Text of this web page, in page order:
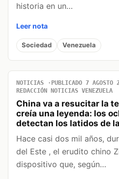
historia en un…
Leer nota
Sociedad Venezuela
NOTICIAS PUBLICADO 7 AGOSTO
REDACCIÓN NOTICIAS VENEZUELA
China va a resucitar la
creía una leyenda: los
detectan los latidos de
Hace casi dos mil años,
del Este , el erudito chino
dispositivo que, según…